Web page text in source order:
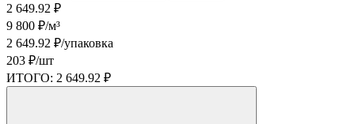
2 649.92 ₽
9 800 ₽/м³
2 649.92 ₽/упаковка
203 ₽/шт
ИТОГО: 2 649.92 ₽